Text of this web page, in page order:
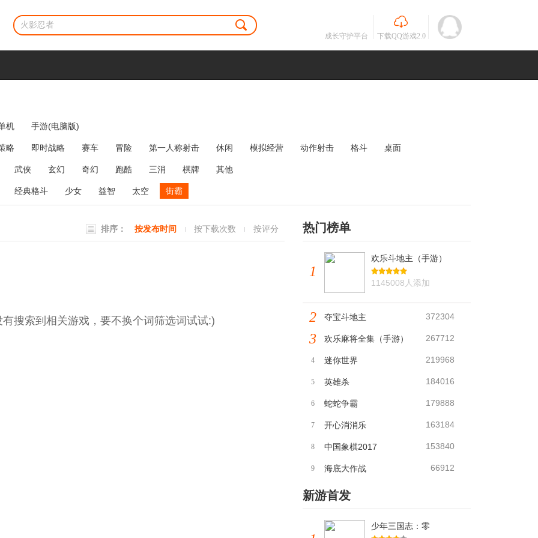
成长守护平台 下载QQ游戏2.0
机 手游(电脑版)
略 即时战略 赛车 冒险 第一人称射击 休闲 模拟经营 动作射击 格斗
桌面
牌类
麻将 网络游戏 弹幕射击 策略塔防
武侠 玄幻 奇幻 跑酷 三消 棋牌 其他
经典格斗 少女 益智 太空 街霸
排序： 按发布时间 按下载次数 按评分
搜索到相关游戏，要不换个词筛选词试试:)
热门榜单
1
欢乐斗地主（手游）
1145008人添加
2 夺宝斗地主 372304
3 欢乐麻将全集（手游） 267712
4 迷你世界 219968
5 英雄杀 184016
6 蛇蛇争霸 179888
7 开心消消乐 163184
8 中国象棋2017 153840
9 海底大作战 66912
新游首发
少年三国志：零